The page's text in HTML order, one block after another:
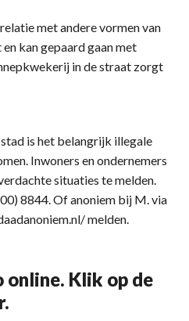
met andere vormen van
kan gepaard gaan met
in de straat zorgt
is het belangrijk illegale
Inwoners en ondernemers
situaties te melden.
8844. Of anoniem bij M. via
melden.
online. Klik op de